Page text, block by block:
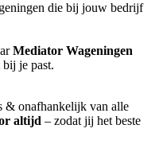
die bij jouw bedrijf
Mediator Wageningen
je past.
& onafhankelijk van alle
altijd – zodat jij het beste